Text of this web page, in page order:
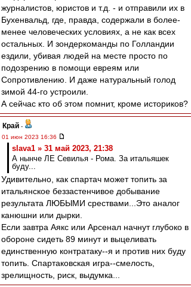
журналистов, юристов и т.д. - и отправили их в
Бухенвальд, где, правда, содержали в более-
менее человеческих условиях, а не как всех
остальных. И зондеркоманды по Голландии
ездили, убивая людей на месте просто по
подозрению в помощи евреям или
Сопротивлению. И даже натуральный голод
зимой 44-го устроили.
А сейчас кто об этом помнит, кроме историков?
Край -
01 июн 2023 16:36
slava1 » 31 май 2023, 21:38
А нынче ЛЕ Севилья - Рома. За итальяшек
буду...
Удивительно, как спартач может топить за
итальянское беззастенчивое добывание
результата ЛЮБЫМИ срествами...Это аналог
канюшни или дырки.
Если завтра Аякс или Арсенал начнут глубоко в
обороне сидеть 89 минут и выцеливать
единственную контратаку--я и против них буду
топить. Спартаковская игра--смелость,
зрелищность, риск, выдумка...